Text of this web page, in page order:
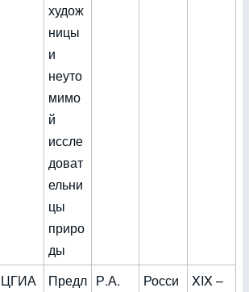
худож
ницы
и
неуто
мимо
й
иссле
доват
ельни
цы
приро
ды
ЦГИА
Предл Р.А.
Росси
XIX –